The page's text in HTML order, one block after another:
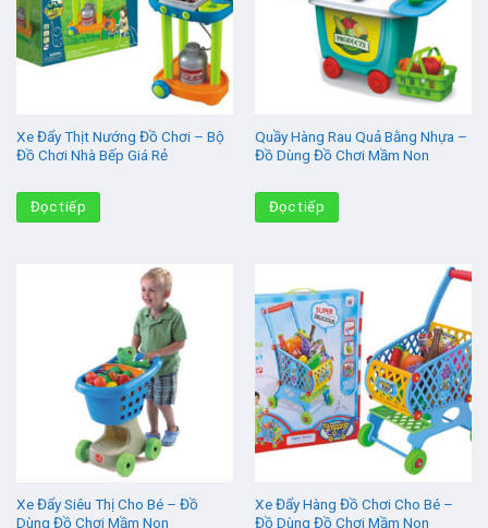
Xe Đẩy Thịt Nướng Đồ Chơi – Bộ
Đồ Chơi Nhà Bếp Giá Rẻ
Đọc tiếp
Quầy Hàng Rau Quả Bằng Nhựa –
Đồ Dùng Đồ Chơi Mầm Non
Đọc tiếp
Xe Đẩy Siêu Thị Cho Bé – Đồ
Dùng Đồ Chơi Mầm Non
Xe Đẩy Hàng Đồ Chơi Cho Bé –
Đồ Dùng Đồ Chơi Mầm Non